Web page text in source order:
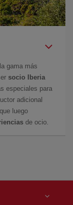
gama más
socio Iberia
especiales para
adicional
luego
de ocio.